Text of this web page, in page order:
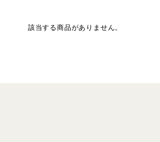
該当する商品がありません。